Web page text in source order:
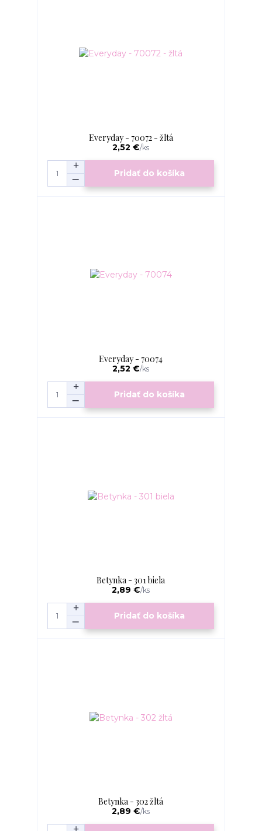
Everyday - 70072 - žltá
2,52 €/ks
Pridať do košíka
Everyday - 70074
2,52 €/ks
Pridať do košíka
Betynka - 301 biela
2,89 €/ks
Pridať do košíka
Betynka - 302 žltá
2,89 €/ks